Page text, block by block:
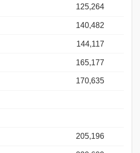
125,264
140,482
144,117
165,177
170,635
205,196